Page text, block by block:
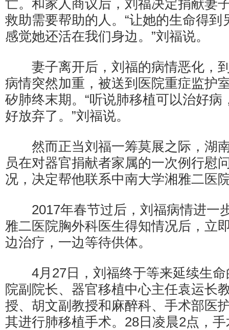
亡。和家人商议后，刘福决定捐献妻
救助需要帮助的人。“让她的生命得到
感觉她还活在我们身边。”刘福说。
妻子离开后，刘福的病情恶化，
病情突然加重，被送到医院重症监护
矽肺终末期。“听说肺移植可以治好病
好放弃了。”刘福说。
然而正当刘福一筹莫展之际，湖
员在对器官捐献者家属的一次例行慰
况，决定帮他联系中南大学湘雅二医
2017年春节过后，刘福病情进一
雅二医院胸外科医生得知情况后，立
边治疗，一边等待供体。
4月27日，刘福终于等来延续生命
院副院长、器官移植中心主任袁运长
授、胡文副教授和麻醉科、手术部医
其进行肺移植手术。28日凌晨2点，